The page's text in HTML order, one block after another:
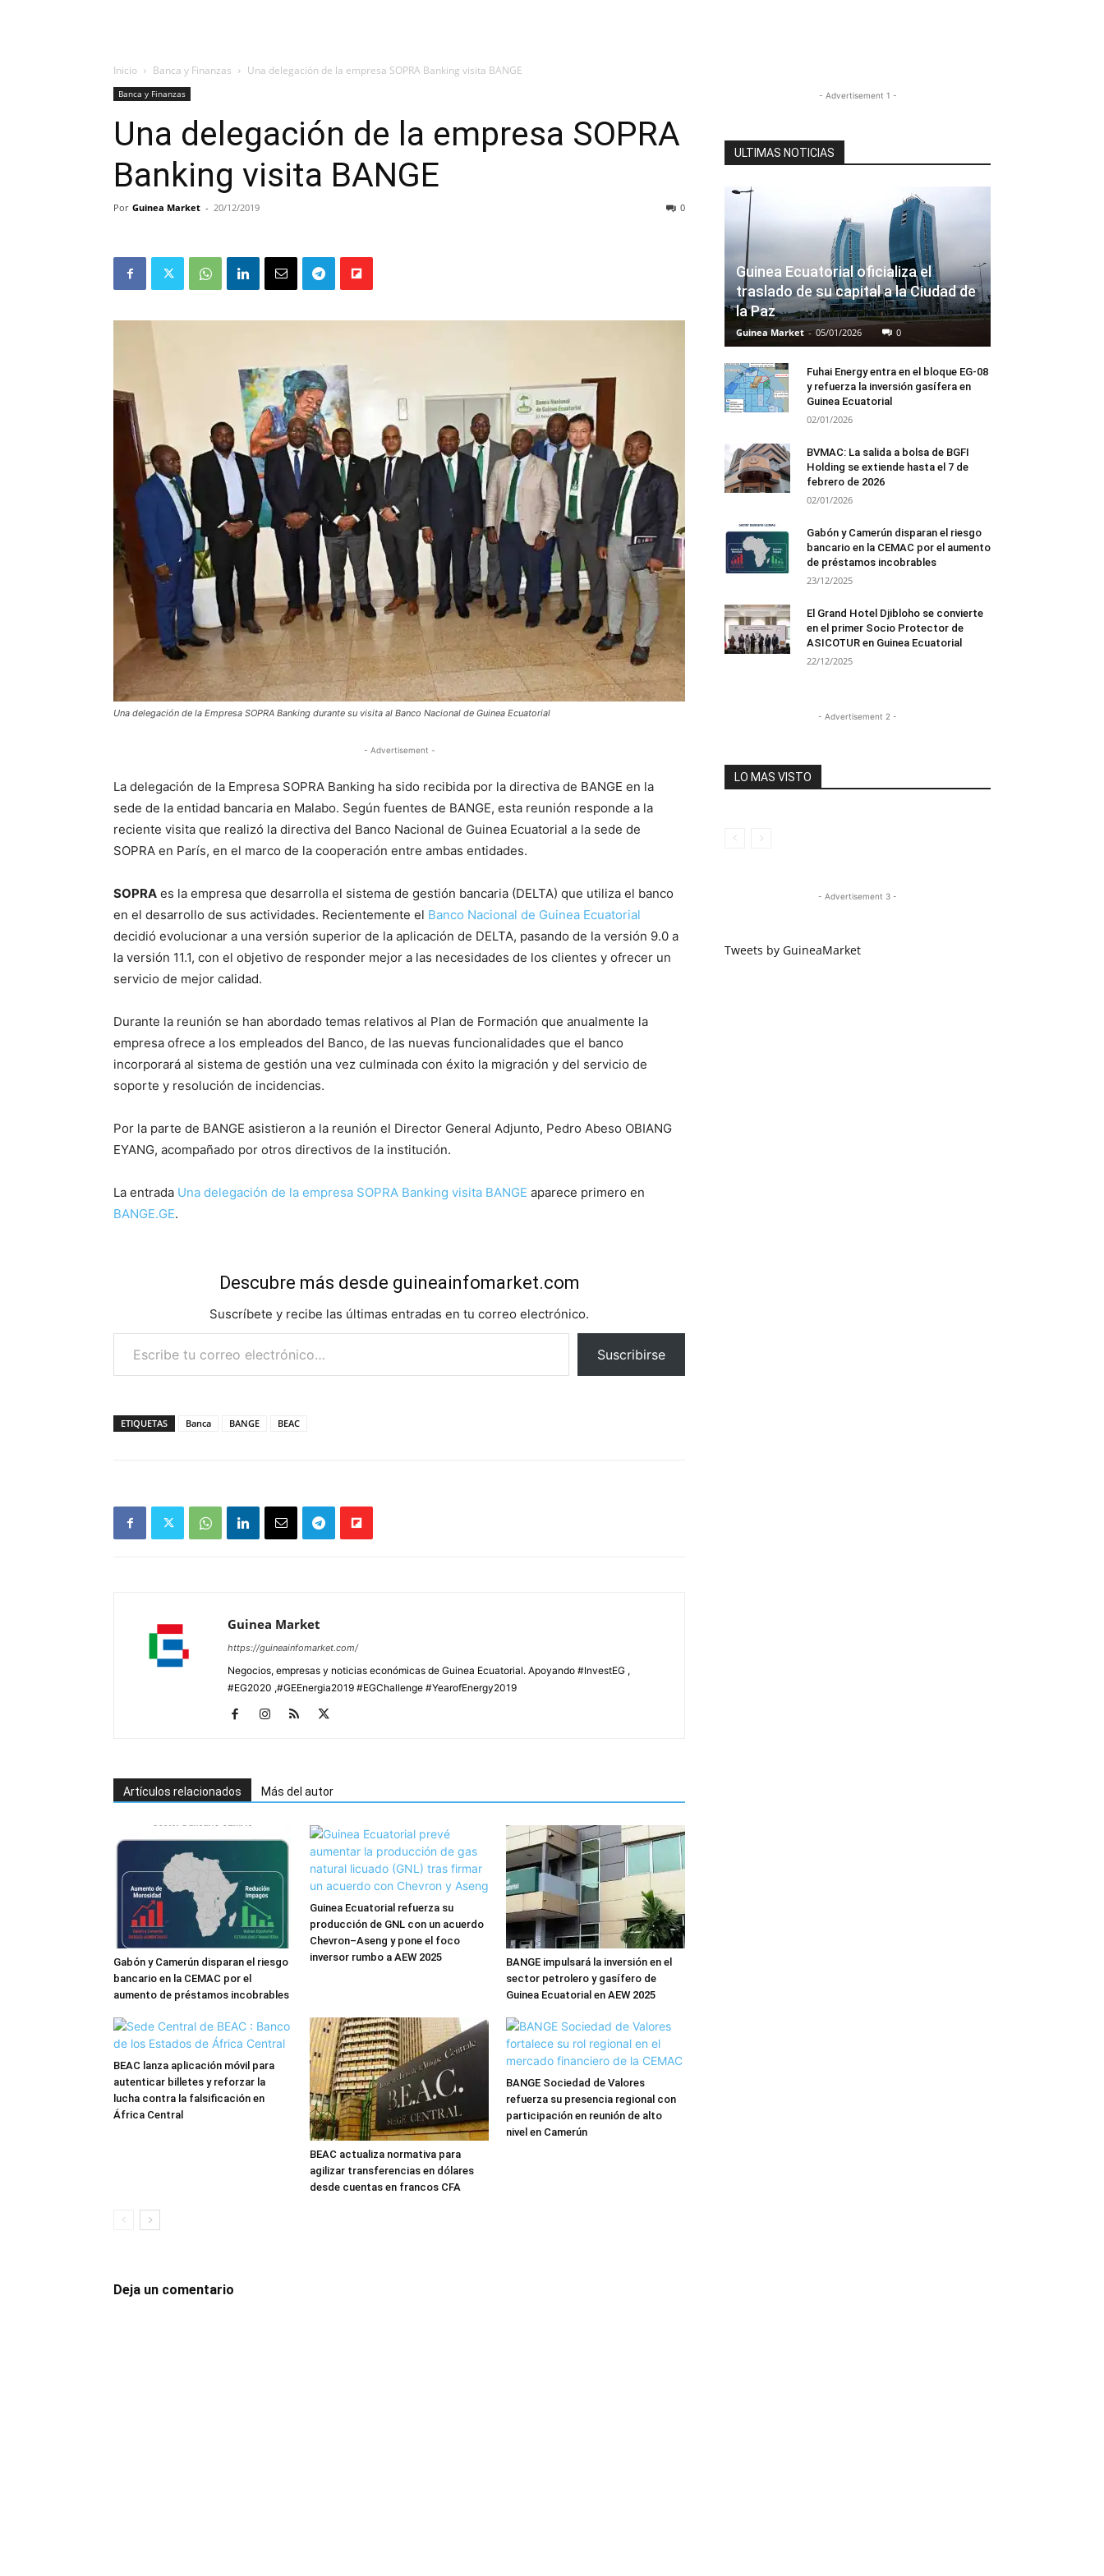
Inicio Banca y Finanzas Una delegación de la empresa SOPRA Banking visita BANGE
Banca y Finanzas
Una delegación de la empresa SOPRA
Banking visita BANGE
Por Guinea Market - 20/12/2019 0
Una delegación de la Empresa SOPRA Banking durante su visita al Banco Nacional de Guinea Ecuatorial
- Advertisement -
La delegación de la Empresa SOPRA Banking ha sido recibida por la directiva de BANGE en la
sede de la entidad bancaria en Malabo. Según fuentes de BANGE, esta reunión responde a la
reciente visita que realizó la directiva del Banco Nacional de Guinea Ecuatorial a la sede de
SOPRA en París, en el marco de la cooperación entre ambas entidades.
SOPRA es la empresa que desarrolla el sistema de gestión bancaria (DELTA) que utiliza el banco
en el desarrollo de sus actividades. Recientemente el Banco Nacional de Guinea Ecuatorial
decidió evolucionar a una versión superior de la aplicación de DELTA, pasando de la versión 9.0 a
la versión 11.1, con el objetivo de responder mejor a las necesidades de los clientes y ofrecer un
servicio de mejor calidad.
Durante la reunión se han abordado temas relativos al Plan de Formación que anualmente la
empresa ofrece a los empleados del Banco, de las nuevas funcionalidades que el banco
incorporará al sistema de gestión una vez culminada con éxito la migración y del servicio de
soporte y resolución de incidencias.
Por la parte de BANGE asistieron a la reunión el Director General Adjunto, Pedro Abeso OBIANG
EYANG, acompañado por otros directivos de la institución.
La entrada Una delegación de la empresa SOPRA Banking visita BANGE aparece primero en
BANGE.GE.
Descubre más desde guineainfomarket.com
Suscríbete y recibe las últimas entradas en tu correo electrónico.
Escribe tu correo electrónico…
Suscribirse
ETIQUETAS Banca BANGE BEAC
Guinea Market
https://guineainfomarket.com/
Negocios, empresas y noticias económicas de Guinea Ecuatorial. Apoyando #InvestEG ,
#EG2020 ,#GEEnergia2019 #EGChallenge #YearofEnergy2019
Artículos relacionados Más del autor
Gabón y Camerún disparan el riesgo
bancario en la CEMAC por el
aumento de préstamos incobrables
Guinea Ecuatorial refuerza su
producción de GNL con un acuerdo
Chevron–Aseng y pone el foco
inversor rumbo a AEW 2025
BANGE impulsará la inversión en el
sector petrolero y gasífero de
Guinea Ecuatorial en AEW 2025
BEAC lanza aplicación móvil para
autenticar billetes y reforzar la
lucha contra la falsificación en
África Central
BEAC actualiza normativa para
agilizar transferencias en dólares
desde cuentas en francos CFA
BANGE Sociedad de Valores
refuerza su presencia regional con
participación en reunión de alto
nivel en Camerún
Deja un comentario
- Advertisement 1 -
ULTIMAS NOTICIAS
Guinea Ecuatorial oficializa el
traslado de su capital a la Ciudad de
la Paz
Guinea Market - 05/01/2026 0
Fuhai Energy entra en el bloque EG-08
y refuerza la inversión gasífera en
Guinea Ecuatorial
02/01/2026
BVMAC: La salida a bolsa de BGFI
Holding se extiende hasta el 7 de
febrero de 2026
02/01/2026
Gabón y Camerún disparan el riesgo
bancario en la CEMAC por el aumento
de préstamos incobrables
23/12/2025
El Grand Hotel Djibloho se convierte
en el primer Socio Protector de
ASICOTUR en Guinea Ecuatorial
22/12/2025
- Advertisement 2 -
LO MAS VISTO
- Advertisement 3 -
Tweets by GuineaMarket